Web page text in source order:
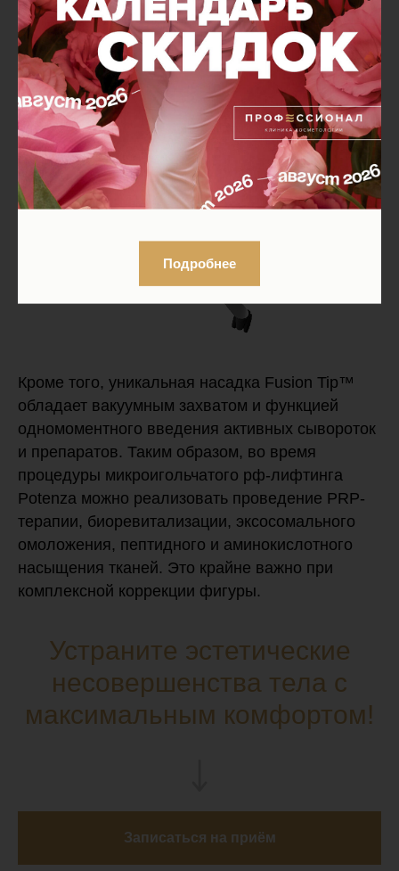
Кроме того, уникальная насадка Fusion Tip™
обладает вакуумным захватом и функцией
одномоментного введения активных сывороток
и препаратов. Таким образом, во время
процедуры микроигольчатого рф-лифтинга
Potenza можно реализовать проведение PRP-
терапии, биоревитализации, эксосомального
омоложения, пептидного и аминокислотного
насыщения тканей. Это крайне важно при
комплексной коррекции фигуры.
Устраните эстетические
несовершенства тела с
максимальным комфортом!
Записаться на приём
Подробнее